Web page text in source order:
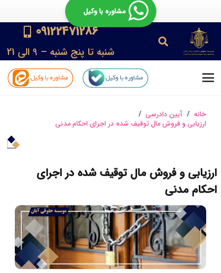
مشاوره با وکیل
09122471286
شنبه تا پنج شنبه – 9 الی 21
خانه / آیین دادرسی /
ارزیابی و فروش مال توقیف شده در اجرای احکام مدنی
ارزیابی و فروش مال توقیف شده در اجرای
احکام مدنی